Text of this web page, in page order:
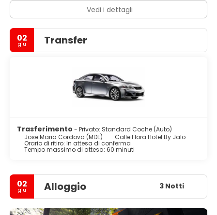
Vedi i dettagli
02
giu Transfer
Trasferimento - Privato: Standard Coche (Auto)
Jose Maria Cordova (MDE)
Calle Flora Hotel By Jalo
Orario di ritiro: In attesa di conferma
Tempo massimo di attesa: 60 minuti
02
giu Alloggio 3 Notti